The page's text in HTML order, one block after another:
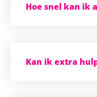
Hoe snel kan ik
Kan ik extra